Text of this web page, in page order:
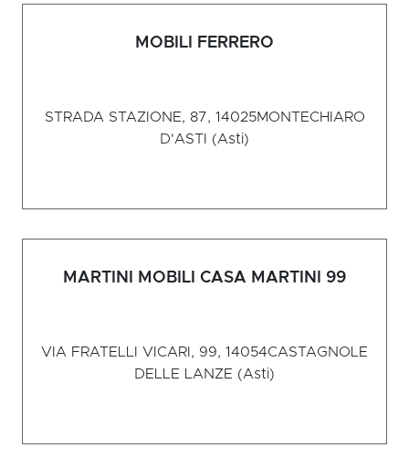
MOBILI FERRERO
STRADA STAZIONE, 87, 14025MONTECHIARO
D'ASTI (Asti)
MARTINI MOBILI CASA MARTINI 99
VIA FRATELLI VICARI, 99, 14054CASTAGNOLE
DELLE LANZE (Asti)